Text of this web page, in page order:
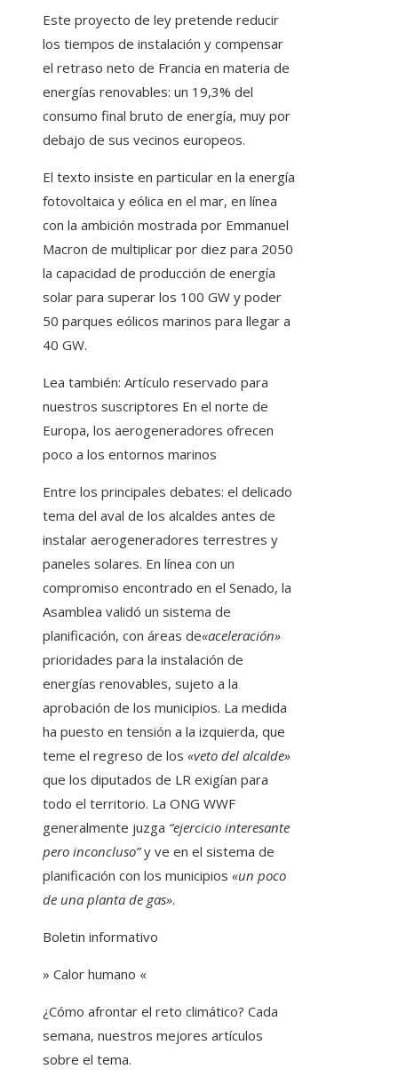
Este proyecto de ley pretende reducir
los tiempos de instalación y compensar
el retraso neto de Francia en materia de
energías renovables: un 19,3% del
consumo final bruto de energía, muy por
debajo de sus vecinos europeos.
El texto insiste en particular en la energía
fotovoltaica y eólica en el mar, en línea
con la ambición mostrada por Emmanuel
Macron de multiplicar por diez para 2050
la capacidad de producción de energía
solar para superar los 100 GW y poder
50 parques eólicos marinos para llegar a
40 GW.
Lea también: Artículo reservado para
nuestros suscriptores En el norte de
Europa, los aerogeneradores ofrecen
poco a los entornos marinos
Entre los principales debates: el delicado
tema del aval de los alcaldes antes de
instalar aerogeneradores terrestres y
paneles solares. En línea con un
compromiso encontrado en el Senado, la
Asamblea validó un sistema de
planificación, con áreas de«aceleración»
prioridades para la instalación de
energías renovables, sujeto a la
aprobación de los municipios. La medida
ha puesto en tensión a la izquierda, que
teme el regreso de los «veto del alcalde»
que los diputados de LR exigían para
todo el territorio. La ONG WWF
generalmente juzga “ejercicio interesante
pero inconcluso”y ve en el sistema de
planificación con los municipios «un poco
de una planta de gas».
Boletin informativo
» Calor humano «
¿Cómo afrontar el reto climático? Cada
semana, nuestros mejores artículos
sobre el tema.